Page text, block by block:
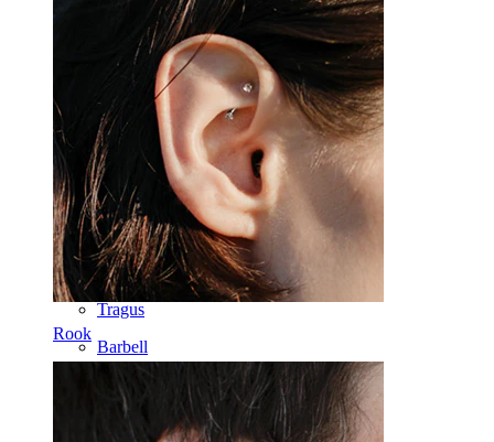
Rook
Orecchio
Oro 14K
Fake piercing
Labret
Lingua
Naso
Tragus
Barbell
Rook
Daith